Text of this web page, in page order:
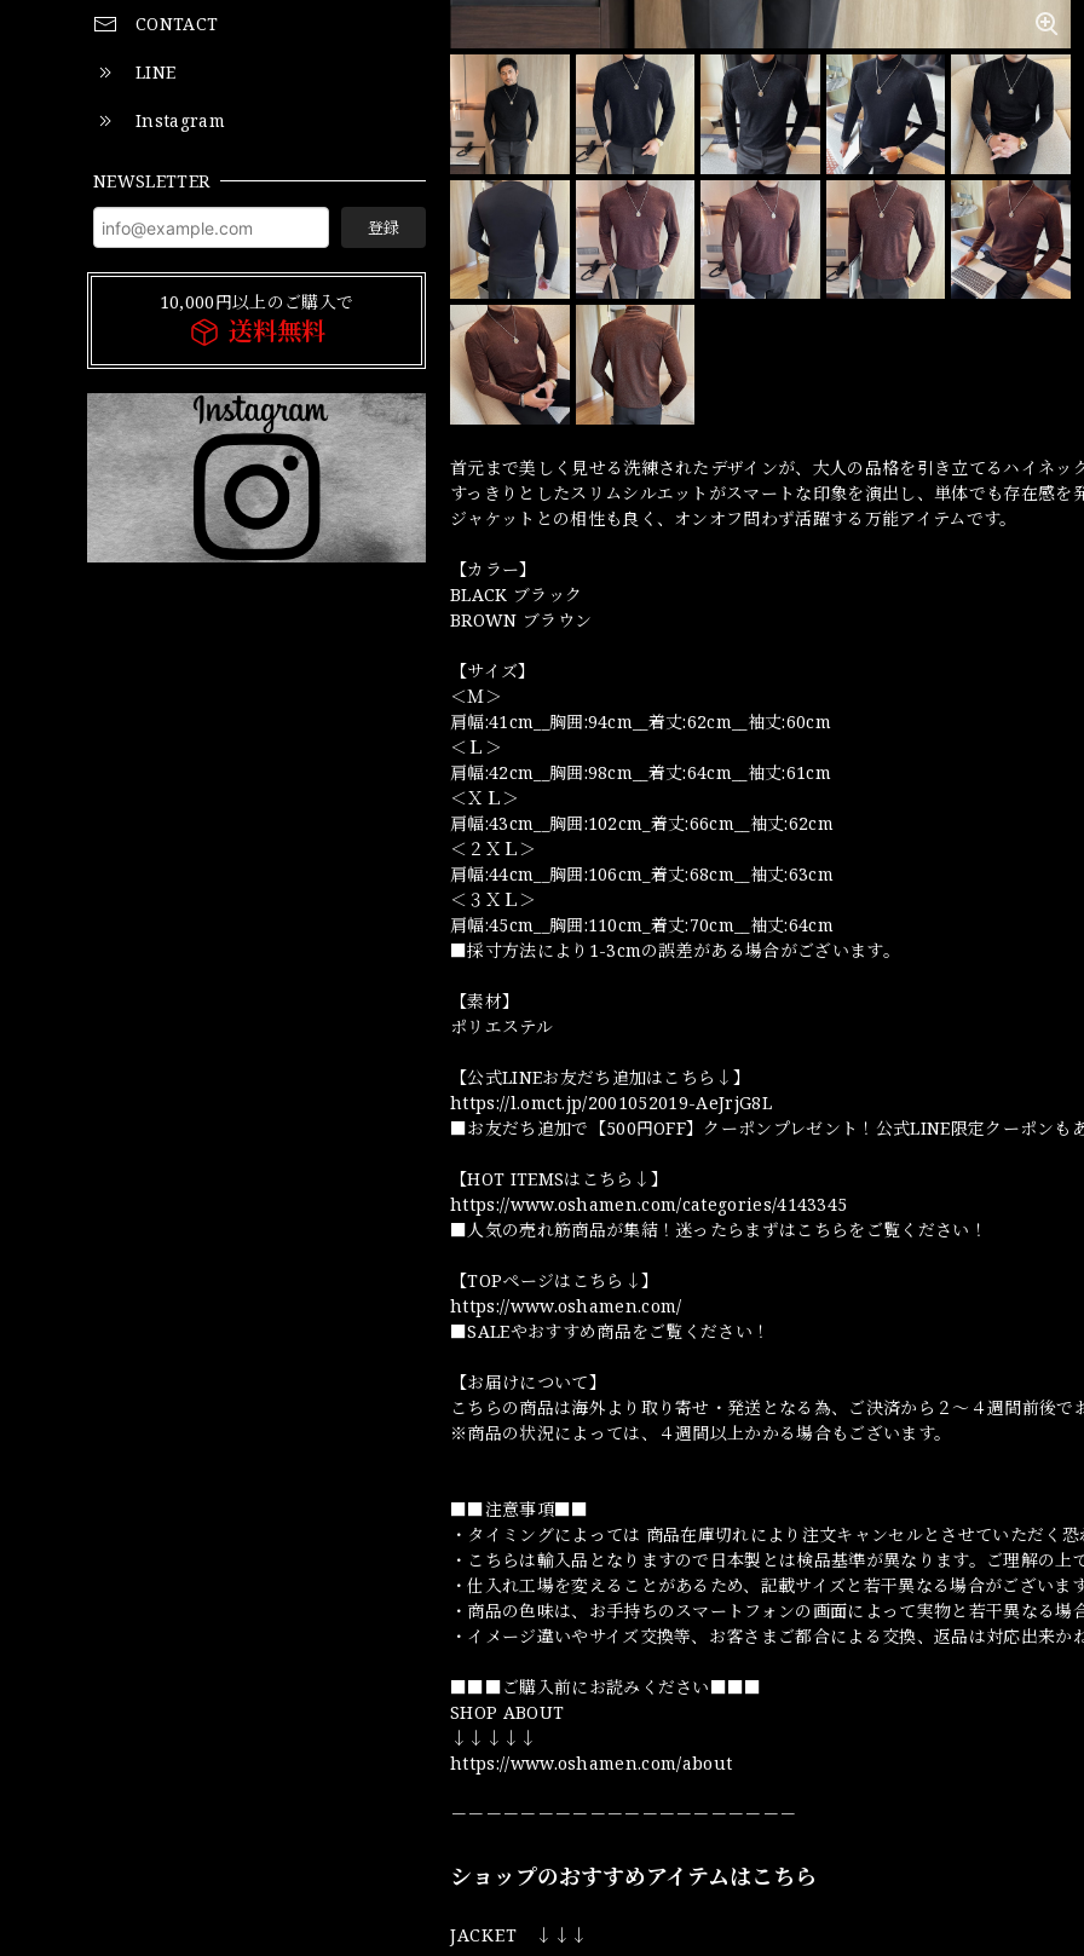
CONTACT
LINE
Instagram
NEWSLETTER
登録
10,000円以上のご購入で
送料無料
首元まで美しく見せる洗練されたデザインが、大人の品格を引き立てるハイネッ
すっきりとしたスリムシルエットがスマートな印象を演出し、単体でも存在感を
ジャケットとの相性も良く、オンオフ問わず活躍する万能アイテムです。
【カラー】
BLACK ブラック
BROWN ブラウン
【サイズ】
＜Ｍ＞
肩幅:41cm__胸囲:94cm__着丈:62cm__袖丈:60cm
＜Ｌ＞
肩幅:42cm__胸囲:98cm__着丈:64cm__袖丈:61cm
＜ＸＬ＞
肩幅:43cm__胸囲:102cm_着丈:66cm__袖丈:62cm
＜２ＸＬ＞
肩幅:44cm__胸囲:106cm_着丈:68cm__袖丈:63cm
＜３ＸＬ＞
肩幅:45cm__胸囲:110cm_着丈:70cm__袖丈:64cm
■採寸方法により1-3cmの誤差がある場合がございます。
【素材】
ポリエステル
【公式LINEお友だち追加はこちら↓】
https://l.omct.jp/2001052019-AeJrjG8L
■お友だち追加で【500円OFF】クーポンプレゼント！公式LINE限定クーポンも
【HOT ITEMSはこちら↓】
https://www.oshamen.com/categories/4143345
■人気の売れ筋商品が集結！迷ったらまずはこちらをご覧ください！
【TOPページはこちら↓】
https://www.oshamen.com/
■SALEやおすすめ商品をご覧ください！
【お届けについて】
こちらの商品は海外より取り寄せ・発送となる為、ご決済から２～４週間前後で
※商品の状況によっては、４週間以上かかる場合もございます。
■■注意事項■■
・タイミングによっては 商品在庫切れにより注文キャンセルとさせていただく
・こちらは輸入品となりますので日本製とは検品基準が異なります。ご理解の上
・仕入れ工場を変えることがあるため、記載サイズと若干異なる場合がございま
・商品の色味は、お手持ちのスマートフォンの画面によって実物と若干異なる場
・イメージ違いやサイズ交換等、お客さまご都合による交換、返品は対応出来か
■■■ご購入前にお読みください■■■
SHOP ABOUT
↓↓↓↓↓
https://www.oshamen.com/about
－－－－－－－－－－－－－－－－－－－－
ショップのおすすめアイテムはこちら
JACKET ↓↓↓